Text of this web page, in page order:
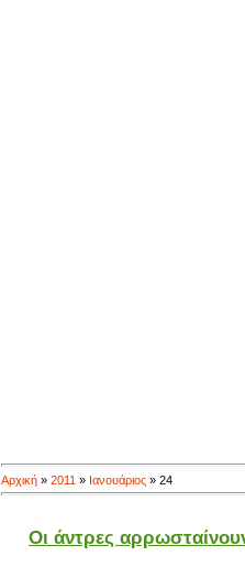
Αρχική » 2011 » Ιανουάριος » 24
Οι άντρες